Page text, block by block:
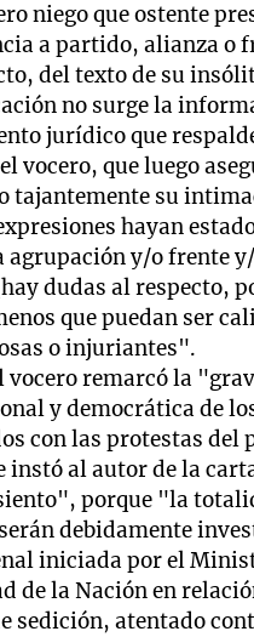
niego que ostente
a partido, alianza o
del texto de su
no surge la
jurídico que
vocero, que luego
tajantemente su
hayan
agrupación y/o frente
dudas al respecto,
que puedan ser
o injuriantes".
vocero remarcó la
y democrática de
con las protestas del
instó al autor de la
porque "la
debidamente
iniciada por el
de la Nación en
sedición, atentado